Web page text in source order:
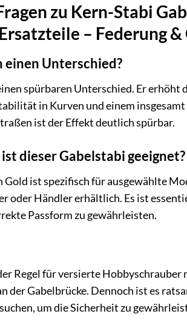
zu Kern-Stabi
– Federung &
Unterschied?
spürbaren Unterschied. Er
in Kurven und einem
ist der Effekt deutlich spürbar.
dieser Gabelstabi geeignet?
ist spezifisch für ausgewählte
Händler erhältlich. Es ist
Passform zu gewährleisten.
Regel für versierte Hobbyschrauber
der Gabelbrücke. Dennoch ist es
um die Sicherheit zu